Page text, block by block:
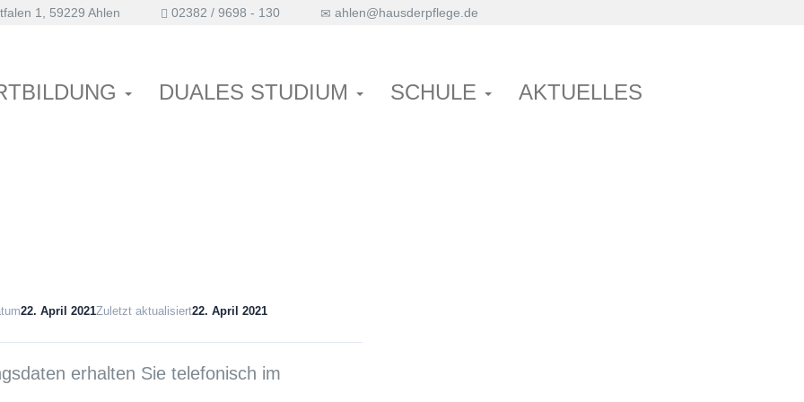
1, 59229 Ahlen 02382 / 9698 - 130 ahlen@hausderpflege.de
DUALES STUDIUM SCHULE
AKTUELLES
22. April 2021Zuletzt aktualisiert22. April 2021
erhalten Sie telefonisch im